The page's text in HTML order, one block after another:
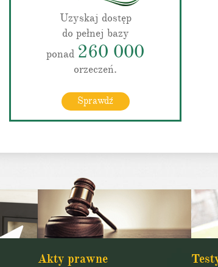
Uzyskaj dostęp
do pełnej bazy
ponad 260 000
orzeczeń.
Sprawdź
Akty prawne